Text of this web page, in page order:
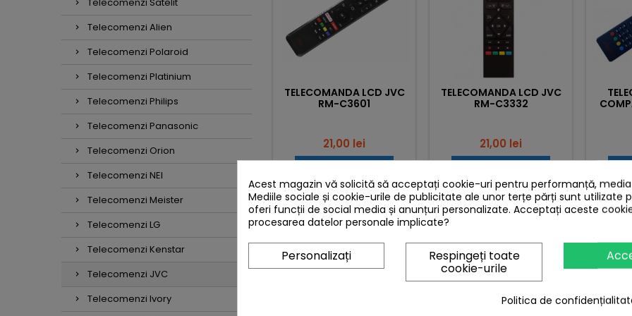
Telecomenzi Alien
Telecomenzi Polaroid
Telecomenzi Platinium
Telecomenzi Philips
Telecomenzi Panasonic
Telecomenzi Orion
Telecomenzi NEI
Telecomenzi Meister
Telecomenzi LG
Telecomenzi Kenstar
Telecomenzi JVC
Telecomenzi Ivory
TELECOMANDA LCD JVC
RM-C3601
Pret
21,00 lei
In stoc
TELECOMANDA LCD JVC
RM-C3332
Pret
21,00 lei
In stoc
FREQUENTLY PURCHASED TOGETHER
Acest magazin vă solicită să acceptați cookie-uri pentru performanță,
Mediile sociale și cookie-urile de publicitate ale unor terțe părți sunt utilizate
oferi funcții de social media și anunțuri personalizate. Acceptați aceste
procesarea datelor personale implicate?
Respingeți toate
cookie-urile
Personalizați
Politica de